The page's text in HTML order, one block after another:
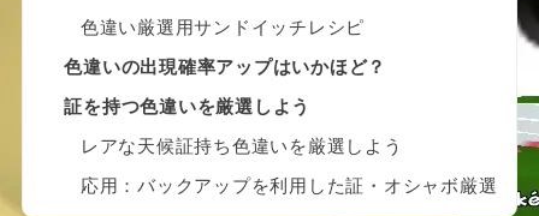
色違い厳選用サンドイッチレシピ
色違いの出現確率アップはいかほど？
証を持つ色違いを厳選しよう
レアな天候証持ち色違いを厳選しよう
応用：バックアップを利用した証・オシャボ厳選